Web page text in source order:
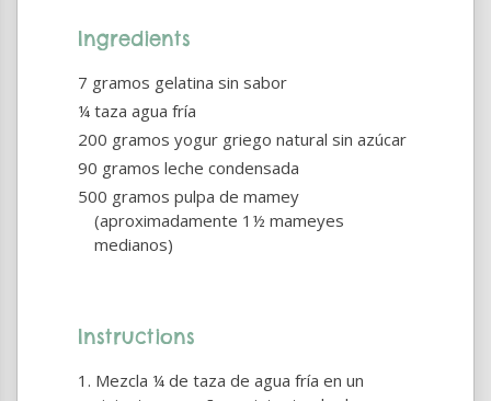
Ingredients
7 gramos gelatina sin sabor
¼ taza agua fría
200 gramos yogur griego natural sin azúcar
90 gramos leche condensada
500 gramos pulpa de mamey
(aproximadamente 1½ mameyes
medianos)
Instructions
Mezcla ¼ de taza de agua fría en un